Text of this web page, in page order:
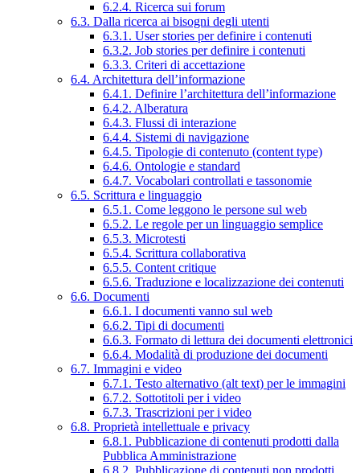
6.2.4. Ricerca sui forum
6.3. Dalla ricerca ai bisogni degli utenti
6.3.1. User stories per definire i contenuti
6.3.2. Job stories per definire i contenuti
6.3.3. Criteri di accettazione
6.4. Architettura dell’informazione
6.4.1. Definire l’architettura dell’informazione
6.4.2. Alberatura
6.4.3. Flussi di interazione
6.4.4. Sistemi di navigazione
6.4.5. Tipologie di contenuto (content type)
6.4.6. Ontologie e standard
6.4.7. Vocabolari controllati e tassonomie
6.5. Scrittura e linguaggio
6.5.1. Come leggono le persone sul web
6.5.2. Le regole per un linguaggio semplice
6.5.3. Microtesti
6.5.4. Scrittura collaborativa
6.5.5. Content critique
6.5.6. Traduzione e localizzazione dei contenuti
6.6. Documenti
6.6.1. I documenti vanno sul web
6.6.2. Tipi di documenti
6.6.3. Formato di lettura dei documenti elettronici
6.6.4. Modalità di produzione dei documenti
6.7. Immagini e video
6.7.1. Testo alternativo (alt text) per le immagini
6.7.2. Sottotitoli per i video
6.7.3. Trascrizioni per i video
6.8. Proprietà intellettuale e privacy
6.8.1. Pubblicazione di contenuti prodotti dalla
Pubblica Amministrazione
6.8.2. Pubblicazione di contenuti non prodotti